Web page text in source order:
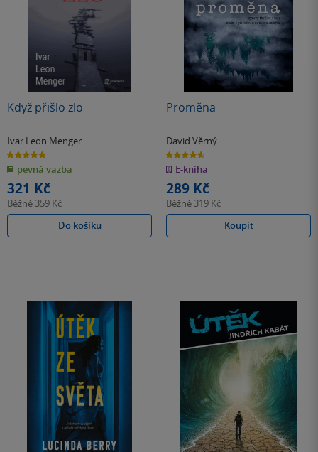
Když přišlo zlo
Ivar Leon Menger
5.0
z
5
hvězdiček
pevná vazba
321 Kč
Běžně 359 Kč
Do košíku
Proměna
David Věrný
4.6
z
5
hvězdiček
E-kniha
289 Kč
Běžně 319 Kč
Koupit